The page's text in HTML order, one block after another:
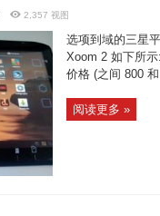
2,357 视图
选项到域的三星
Xoom 2 如下所
价格 (之间 800
阅读更多 »